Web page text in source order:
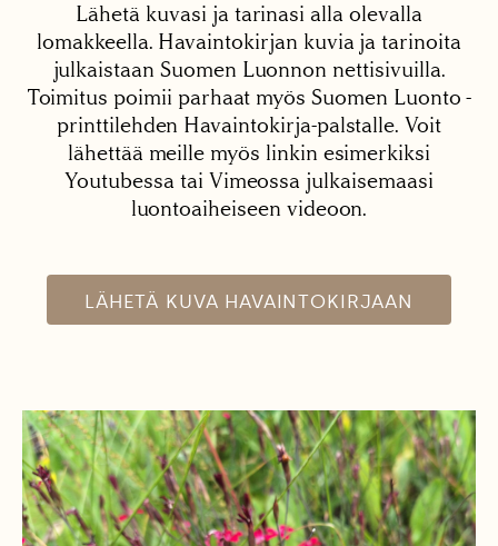
Lähetä kuvasi ja tarinasi alla olevalla
lomakkeella. Havaintokirjan kuvia ja tarinoita
julkaistaan Suomen Luonnon nettisivuilla.
Toimitus poimii parhaat myös Suomen Luonto -
printtilehden Havaintokirja-palstalle. Voit
lähettää meille myös linkin esimerkiksi
Youtubessa tai Vimeossa julkaisemaasi
luontoaiheiseen videoon.
LÄHETÄ KUVA HAVAINTOKIRJAAN